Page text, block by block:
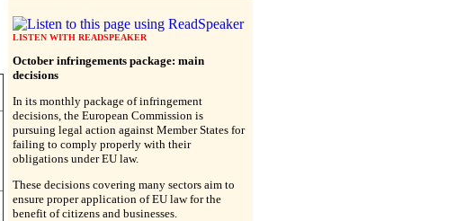
LISTEN WITH READSPEAKER
October infringements package: main
decisions
In its monthly package of infringement
decisions, the European Commission is
pursuing legal action against Member States for
failing to comply properly with their
obligations under EU law.
These decisions covering many sectors aim to
ensure proper application of EU law for the
benefit of citizens and businesses.